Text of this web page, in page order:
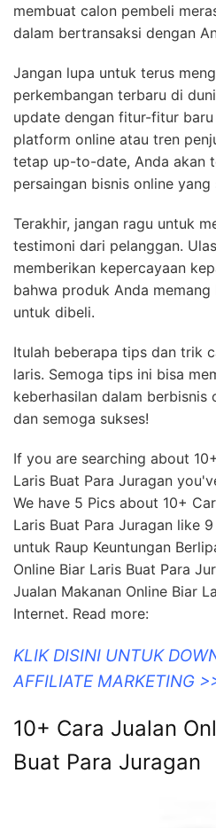
membuat calon pembeli
dalam bertransaksi dengan
Jangan lupa untuk terus
perkembangan terbaru di
update dengan fitur-fitur
platform online atau tren
tetap up-to-date, Anda akan
persaingan bisnis online
Terakhir, jangan ragu untuk
testimoni dari pelanggan.
memberikan kepercayaan
bahwa produk Anda
untuk dibeli.
Itulah beberapa tips dan trik
laris. Semoga tips ini bisa
keberhasilan dalam berbisnis
dan semoga sukses!
If you are searching about
Laris Buat Para Juragan
We have 5 Pics about 10+
Laris Buat Para Juragan like
untuk Raup Keuntungan
Online Biar Laris Buat Para
Jualan Makanan Online Biar
Internet. Read more:
KLIK DISINI UNTUK
AFFILIATE MARKETING
10+ Cara Jualan
Buat Para Juragan